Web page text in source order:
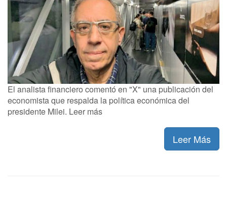
El analista financiero comentó en "X" una publicación del
economista que respalda la política económica del
presidente Milei. Leer más
Leer Más